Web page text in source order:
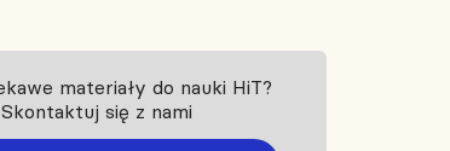
materiały do nauki HiT?
Skontaktuj się z nami